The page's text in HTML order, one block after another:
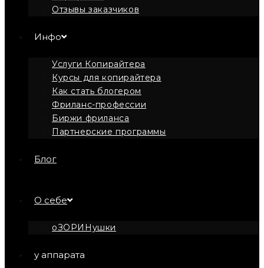
Отзывы заказчиков
Инфо
Услуги Копирайтера
Курсы для копирайтера
Как стать блогером
Фриланс-профессии
Биржи фриланса
Партнерские программы
Блог
О себе
оЗОРИНушки
у аппарата